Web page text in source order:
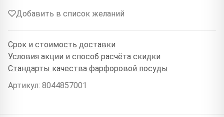
Добавить в список желаний
Срок и стоимость доставки
Условия акции и способ расчёта скидки
Стандарты качества фарфоровой посуды
Артикул: 8044857001